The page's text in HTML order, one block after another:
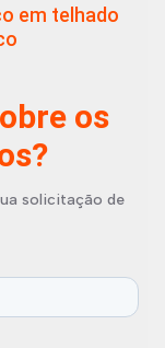
em telhado
os
solicitação de